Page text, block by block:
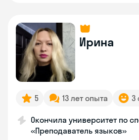
Ирина
5 13 лет опыта 3
Окончила университет по
«Преподаватель языков»